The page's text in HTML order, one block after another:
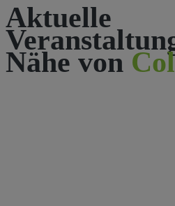
Aktuelle
Nähe von